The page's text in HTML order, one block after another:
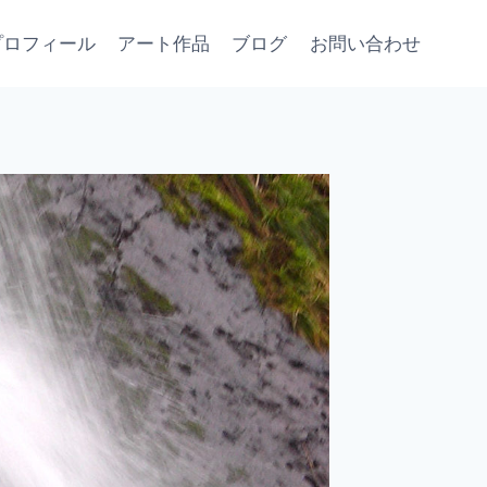
フィール アート作品 ブログ お問い合わせ